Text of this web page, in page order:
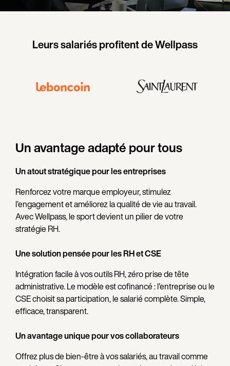
Leurs salariés profitent de Wellpass
Un avantage adapté pour tous
Un atout stratégique pour les entreprises
Renforcez votre marque employeur, stimulez
l'engagement et améliorez la qualité de vie au travail.
Avec Wellpass, le sport devient un pilier de votre
stratégie RH.
Une solution pensée pour les RH et CSE
Intégration facile à vos outils RH, zéro prise de tête
administrative. Le modèle est cofinancé : l'entreprise ou le
CSE choisit sa participation, le salarié complète. Simple,
efficace, transparent.
Un avantage unique pour vos collaborateurs
Offrez plus de bien-être à vos salariés, au travail comme